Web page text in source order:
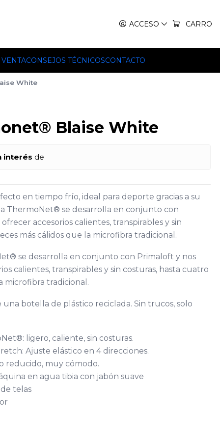
ACCESO CARRO
CONSEJOS TÉCNICOSCONTACTO
White
Blaise White
interés de
en tiempo frío, ideal para deporte gracias a su
ThermoNet® se desarrolla en conjunto con
accesorios calientes, transpirables y sin
más cálidos que la microfibra tradicional.
se desarrolla en conjunto con Primaloft y nos
calientes, transpirables y sin costuras, hasta cuatro
microfibra tradicional.
botella de plástico reciclada. Sin trucos, solo
ligero, caliente, sin costuras.
Ajuste elástico en 4 direcciones.
reducido, muy cómodo.
en agua tibia con jabón suave
telas